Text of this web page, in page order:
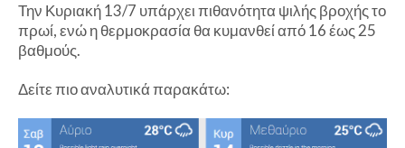
Την Κυριακή 13/7 υπάρχει πιθανότητα ψιλής βροχής το
πρωί, ενώ η θερμοκρασία θα κυμανθεί από 16 έως 25
βαθμούς.
Δείτε πιο αναλυτικά παρακάτω: